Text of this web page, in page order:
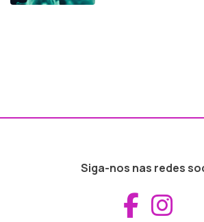
Siga-nos nas redes